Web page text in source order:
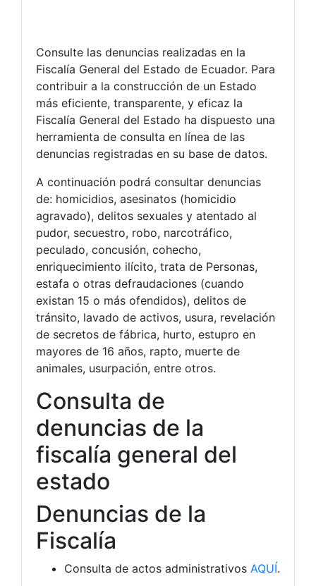
Consulte las denuncias realizadas en la
Fiscalía General del Estado de Ecuador. Para
contribuir a la construcción de un Estado
más eficiente, transparente, y eficaz la
Fiscalía General del Estado ha dispuesto una
herramienta de consulta en línea de las
denuncias registradas en su base de datos.
A continuación podrá consultar denuncias
de: homicidios, asesinatos (homicidio
agravado), delitos sexuales y atentado al
pudor, secuestro, robo, narcotráfico,
peculado, concusión, cohecho,
enriquecimiento ilícito, trata de Personas,
estafa o otras defraudaciones (cuando
existan 15 o más ofendidos), delitos de
tránsito, lavado de activos, usura, revelación
de secretos de fábrica, hurto, estupro en
mayores de 16 años, rapto, muerte de
animales, usurpación, entre otros.
Consulta de
denuncias de la
fiscalía general del
estado
Denuncias de la
Fiscalía
Consulta de actos administrativos AQUÍ.